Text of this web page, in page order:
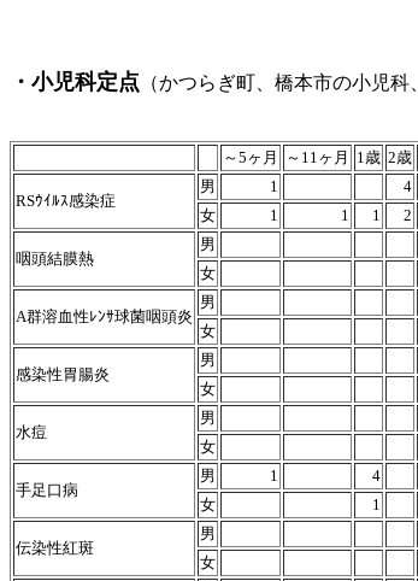
・小児科定点 （かつらぎ町、橋本市の小児
令和6年6月10
～5ヶ月 ～11ヶ月 1歳 2歳
RSｳｲﾙｽ感染症
男 1 4
女
1 1 1 2
咽頭結膜熱
男
女
A群溶血性ﾚﾝｻ球菌咽頭炎
男
女
感染性胃腸炎
男
女
水痘
男
女
手足口病
男 1 4
女
1
伝染性紅斑
男
女